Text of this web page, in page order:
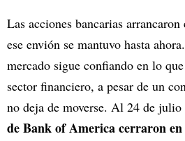
Las acciones bancarias
ese envión se mantuvo hasta
mercado sigue confiando en lo
sector financiero, a pesar de un
no deja de moverse. Al 24 de julio
de Bank of America cerraron en